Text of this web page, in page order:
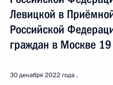
Левицкой в
Российской
граждан в Москве
30 декабря 2022 года